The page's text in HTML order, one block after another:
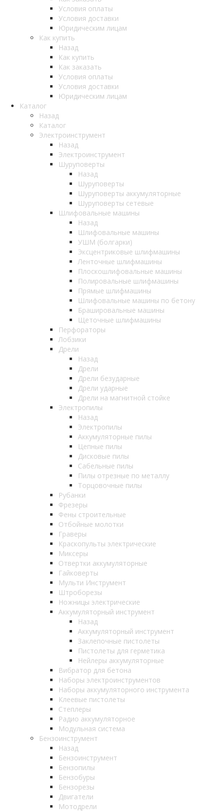
Условия оплаты
Условия доставки
Юридическим лицам
Как купить
Назад
Как купить
Как заказать
Условия оплаты
Условия доставки
Юридическим лицам
Каталог
Назад
Каталог
Электроинструмент
Назад
Электроинструмент
Шуруповерты
Назад
Шуруповерты
Шуруповерты аккумуляторные
Шуруповерты сетевые
Шлифовальные машины
Назад
Шлифовальные машины
УШМ (болгарки)
Эксцентриковые шлифмашины
Ленточные шлифмашины
Плоскошлифовальные машины
Полировальные шлифмашины
Прямые шлифмашины
Шлифовальные машины по бетону
Брашировальные машины
Щеточные шлифмашины
Перфораторы
Лобзики
Дрели
Назад
Дрели
Дрели безударные
Дрели ударные
Дрели на магнитной стойке
Электропилы
Назад
Электропилы
Аккумуляторные пилы
Цепные пилы
Дисковые пилы
Сабельные пилы
Пилы отрезные по металлу
Торцовочные пилы
Рубанки
Фрезеры
Фены строительные
Отбойные молотки
Граверы
Краскопульты электрические
Миксеры
Отвертки аккумуляторные
Гайковерты
Мульти Инструмент
Штроборезы
Ножницы электрические
Аккумуляторный инструмент
Назад
Аккумуляторный инструмент
Заклепочные пистолеты
Пистолеты для герметика
Нейлеры аккумуляторные
Вибратор для бетона
Наборы электроинструментов
Наборы аккумуляторного инструмента
Клеевые пистолеты
Степлеры
Радио аккумуляторное
Модульная система
Бензоинструмент
Назад
Бензоинструмент
Бензопилы
Бензобуры
Бензорезы
Двигатели
Мотодрели